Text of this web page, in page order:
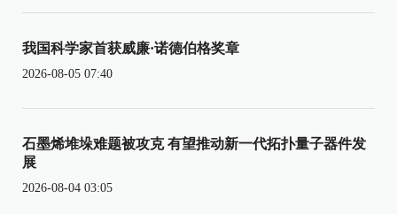
我国科学家首获威廉·诺德伯格奖章
2026-08-05 07:40
石墨烯堆垛难题被攻克 有望推动新一代拓扑量子器件发
展
2026-08-04 03:05